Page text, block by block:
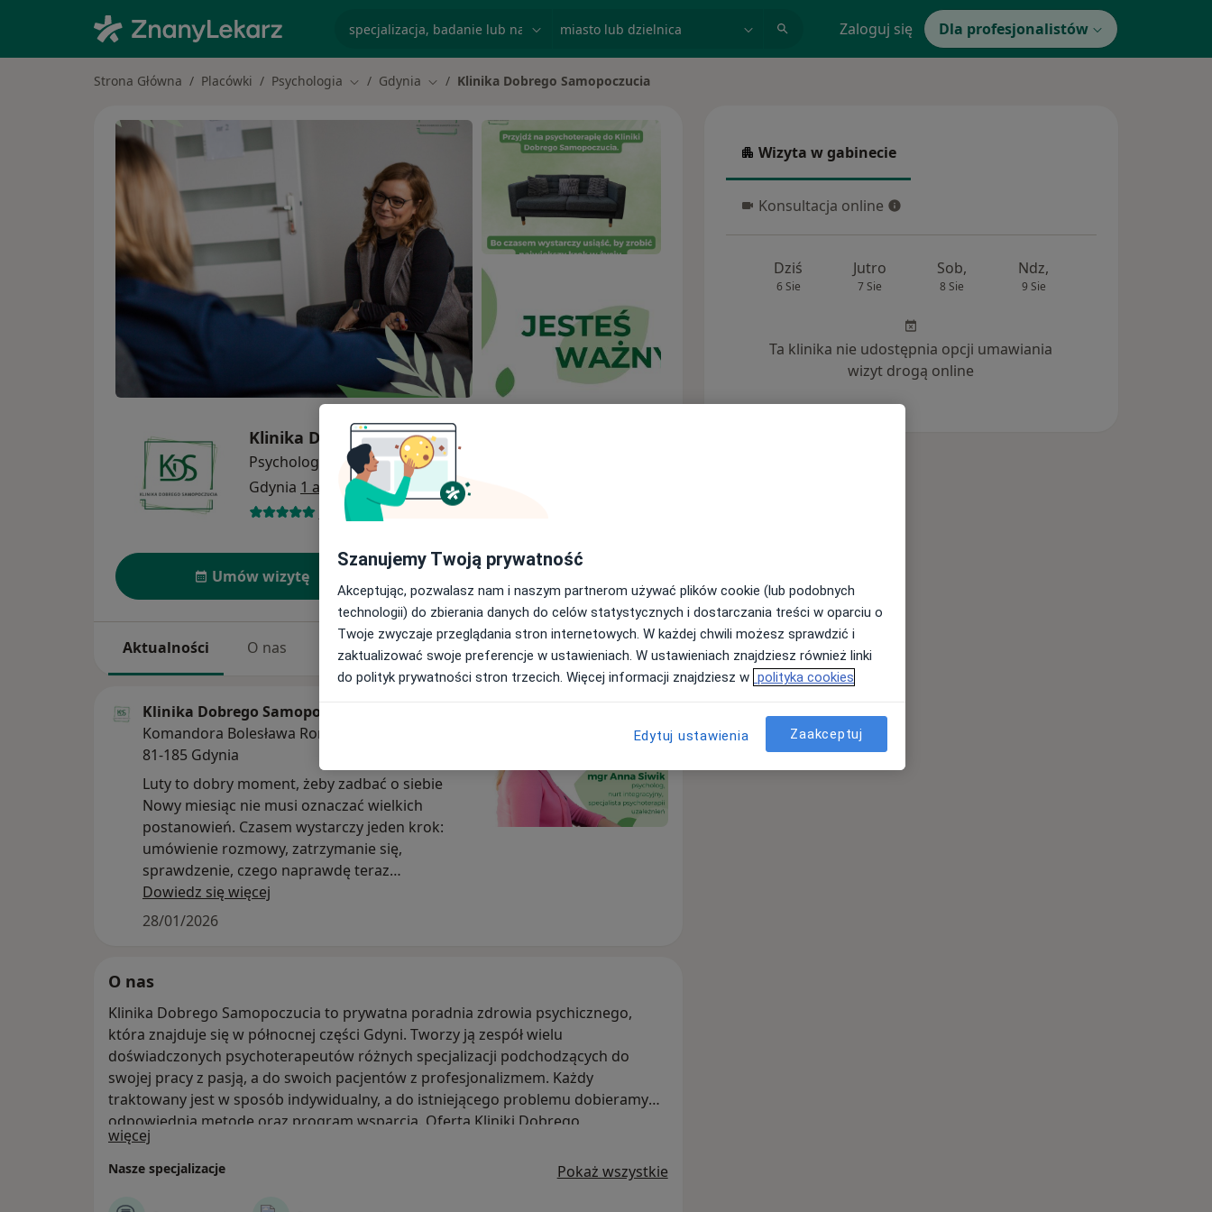
Zaloguj się Dla profesjonalistów
Strona Główna Placówki Psychologia Zmień miasto
Gdynia Zmień miasto
Klinika Dobrego Samopoczucia
Klinika Dobrego Samopoczucia
Psychologia
więcej
Gdynia 1 adres
15 opinii
Umów wizytę
Aktualności O nas Usługi Specjaliści Adresy Opinie
Klinika Dobrego Samopoczucia
Komandora Bolesława Romanowskiego 38b/2,
81-185 Gdynia
Luty to dobry moment, żeby zadbać o siebie
Nowy miesiąc nie musi oznaczać wielkich
postanowień. Czasem wystarczy jeden krok:
umówienie rozmowy, zatrzymanie się,
sprawdzenie, czego naprawdę teraz
potrzebujesz
szefowa mgr Anna Siwik
- środy, godz. 14:00, 15:00, 16:00 lub 19:00
Spokojna przestrzeń na pracę nad emocjami i
codziennym funkcjonowaniem.
mgr Izabela Karolewska
– poniedziałki, godz. 18:00 oraz 19:00
Dowiedz się więcej
28/01/2026
O nas
Klinika Dobrego Samopoczucia to prywatna poradnia zdrowia psychicznego,
która znajduje się w północnej części Gdyni. Tworzy ją zespół wielu
doświadczonych psychoterapeutów różnych specjalizacji podchodzących do
swojej pracy z pasją, a do swoich pacjentów z profesjonalizmem. Każdy
traktowany jest w sposób indywidualny, a do istniejącego problemu dobieramy
odpowiednią metodę oraz program wsparcia. Oferta Kliniki Dobrego
Samopoczucia skierowana jest do osób dorosłych, młodzieży, par i rodzin.
Konsultacje przeznaczone są dla osób powyżej 13 roku życia.
Oferta:
więcej
Nasze specjalizacje Pokaż wszystkie
Wizyta w gabinecie
Wizyta w gabinecie
Konsultacja online
Konsultacja online
Dziś
6 Sie
Jutro
7 Sie
Sob,
8 Sie
Ndz,
9 Sie
Ta klinika nie udostępnia opcji umawiania
wizyt drogą online
Szanujemy Twoją prywatność
Akceptując, pozwalasz nam i naszym partnerom używać plików cookie (lub podobnych
technologii) do zbierania danych do celów statystycznych i dostarczania treści w oparciu o
Twoje zwyczaje przeglądania stron internetowych. W każdej chwili możesz sprawdzić i
zaktualizować swoje preferencje w ustawieniach. W ustawieniach znajdziesz również linki
do polityk prywatności stron trzecich. Więcej informacji znajdziesz w polityka cookies
Edytuj ustawienia Zaakceptuj